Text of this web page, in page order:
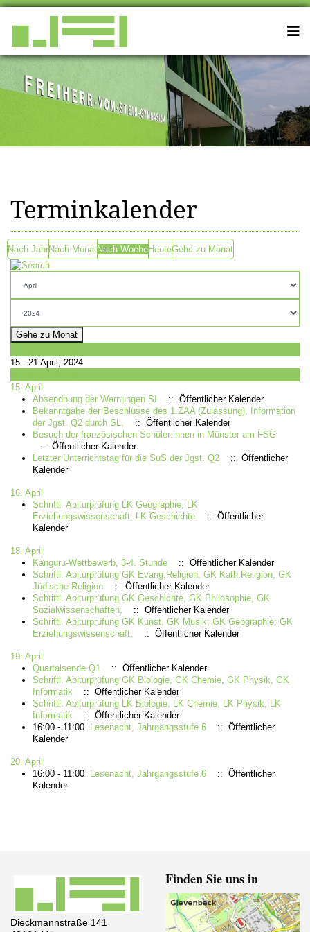
Terminkalender
Nach JahrNach MonatNach WocheHeuteGehe zu Monat
Gehe zu Monat
15 - 21 April, 2024
15. April
Absendnung der Warnungen SI
:: Öffentlicher Kalender
Bekanntgabe der Beschlüsse des 1.ZAA (Zulassung), Information
der Jgst. Q2 durch SL,
:: Öffentlicher Kalender
Besuch der französischen Schüler:innen in Münster am FSG
:: Öffentlicher Kalender
Letzter Unterrichtstag für die SuS der Jgst. Q2
:: Öffentlicher
Kalender
16. April
Schriftl. Abiturprüfung LK Geographie, LK
Erziehungswissenschaft, LK Geschichte
:: Öffentlicher
Kalender
18. April
Känguru-Wettbewerb, 3-4. Stunde
:: Öffentlicher Kalender
Schriftl. Abiturprüfung GK Evang.Religion, GK Kath.Religion, GK
Jüdische Religion
:: Öffentlicher Kalender
Schriftl. Abiturprüfung GK Geschichte, GK Philosophie, GK
Sozialwissenschaften,
:: Öffentlicher Kalender
Schriftl. Abiturprüfung GK Kunst, GK Musik; GK Geographie; GK
Erziehungswissenschaft,
:: Öffentlicher Kalender
19. April
Quartalsende Q1
:: Öffentlicher Kalender
Schriftl. Abiturprüfung GK Biologie, GK Chemie, GK Physik, GK
Informatik
:: Öffentlicher Kalender
Schriftl. Abiturprüfung LK Biologie, LK Chemie, LK Physik, LK
Informatik
:: Öffentlicher Kalender
16:00 - 11:00
Lesenacht, Jahrgangsstufe 6
:: Öffentlicher
Kalender
20. April
16:00 - 11:00
Lesenacht, Jahrgangsstufe 6
:: Öffentlicher
Kalender
Dieckmannstraße 141
Finden Sie uns in